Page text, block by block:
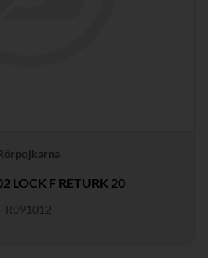
LOCK F RETURK 20
R091012